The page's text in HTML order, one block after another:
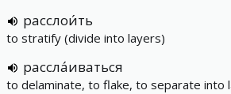
расслои́ть
to stratify (divide into layers)
рассла́иваться
to delaminate, to flake, to separate into